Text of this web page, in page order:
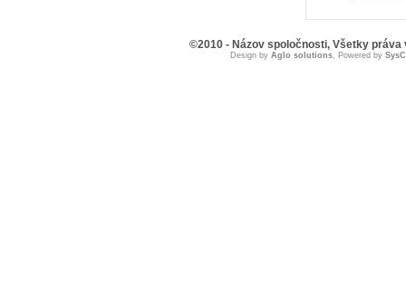
©2010 - Názov spoločnosti, Všetky práva
Design by Aglo solutions, Powered by